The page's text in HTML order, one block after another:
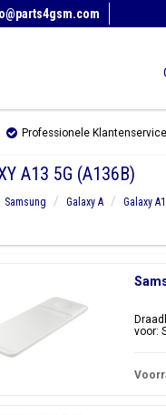
Professionele Klantenservice
A13 5G (A136B)
Samsung Galaxy A
Galaxy
voor: